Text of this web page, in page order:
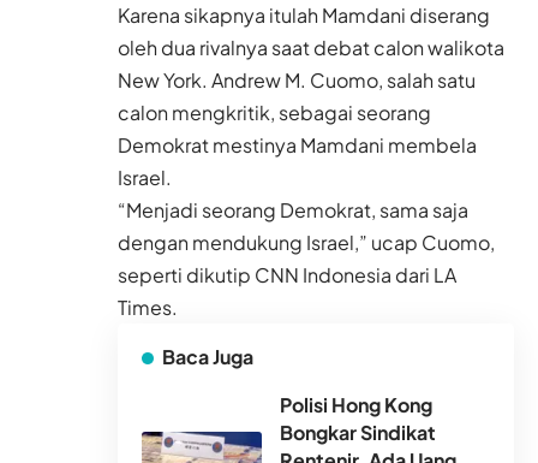
Karena sikapnya itulah Mamdani diserang
oleh dua rivalnya saat debat calon walikota
New York. Andrew M. Cuomo, salah satu
calon mengkritik, sebagai seorang
Demokrat mestinya Mamdani membela
Israel.
“Menjadi seorang Demokrat, sama saja
dengan mendukung Israel,” ucap Cuomo,
seperti dikutip CNN Indonesia dari LA
Times.
Baca Juga
Polisi Hong Kong
Bongkar Sindikat